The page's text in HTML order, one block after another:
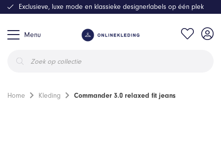
Menu
zoeken
Exclusieve, luxe mode en klassieke designerlabels op één plek
Home Kleding Commander 3.0 relaxed fit jeans